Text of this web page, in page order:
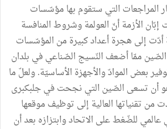
المراجعات التي ستقوم بها مؤسّسات
إبّان الأزمة أنّ العولمة وشروط المنافسة
أدّت إلى هجرة أعداد كبيرة من المؤسّسات
الصّين ممّا أضعف النّسيج الصّناعي في بلدان
بعض الموادّ والأجهزة الأساسيّة. ولعلّ ما
أن تسعى الصّين التي نجحت في جلبكبرى
من تقنياتها العالية إلى توظيف موقعها
للضّغط على الاتحاد وابتزازه بعد أن